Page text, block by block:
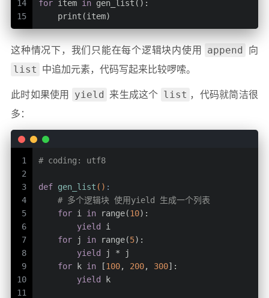
14
15
for item in gen_list():
    print(item)
这种情况下，我们只能在每个逻辑块内使用 append 向
list 中追加元素，代码写起来比较啰嗦。
此时如果使用 yield 来生成这个 list ，代码就简洁很
多：
1
2
3
4
5
6
7
8
9
10
11
# coding: utf8
def gen_list () :
# 多个逻辑块 使用yield 生成一个列表
for i in range(10):
yield
i
for j in range(5):
yield
j * j
for k in [100, 200, 300]:
yield
k